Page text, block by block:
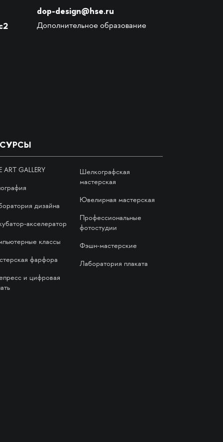
dop-design@hse.ru
Дополнительное образование
ART GALLERY
дизайна
акселератор
классы
фарфора
и цифровая
Шелкографская
мастерская
Ювелирная мастерская
Профессиональные
фотостудии
Фэшн-мастерские
Лаборатория плаката